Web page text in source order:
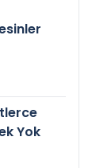
Yok